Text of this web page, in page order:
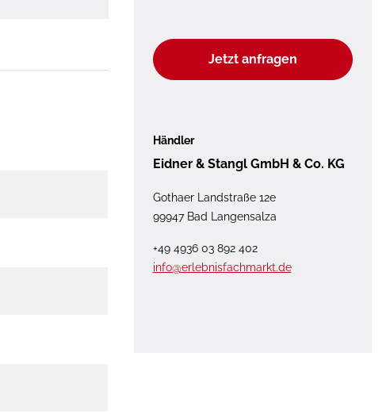
Jetzt anfragen
Händler
Eidner & Stangl GmbH & Co. KG
Gothaer Landstraße 12e
99947 Bad Langensalza
+49 4936 03 892 402
info@erlebnisfachmarkt.de